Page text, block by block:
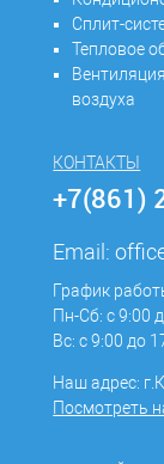
Сплит-
Тепловое
воздуха
КОНТАКТЫ
+7(861)
Email:
График
Пн-Сб: с 9:00
Вс: с 9:00 до
Наш адрес:
Посмотреть